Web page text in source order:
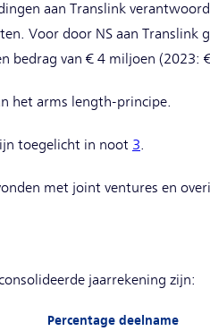
aan Translink
Voor door NS aan Translink
bedrag van € 4 miljoen (2023:
het arms length-principe.
toegelicht in noot 3.
met joint ventures en
jaarrekening zijn:
Percentage deelname